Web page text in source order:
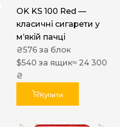
OK KS 100 Red —
класичні сигарети у
м’якій пачці
₴576 за блок
$540 за ящик≈ 24 300
₴
Купити